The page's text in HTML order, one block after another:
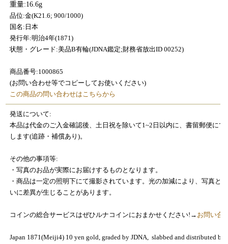
重量:16.6g
品位:金(K21.6; 900/1000)
国名:日本
発行年:明治4年(1871)
状態・グレード:美品B有輪(JDNA鑑定;財務省放出ID 00252)
商品番号:1000865
(お問い合わせ等でコピーしてお使いください)
この商品の問い合わせはこちらから
発送について:
本品は代金のご入金確認後、土日祝を除いて1~2日以内に、書留郵便にて
します(追跡・補償あり)。
その他の事項等:
・写真のお品が実際にお届けするものとなります。
・商品は一定の照明下にて撮影されています。光の加減により、写真と
いに差異が生じることがあります。
コインの総合サービスはぜひルナコインにおまかせください!→ お問い合
Japan 1871(Meiji4) 10 yen gold, graded by JDNA, slabbed and distributed